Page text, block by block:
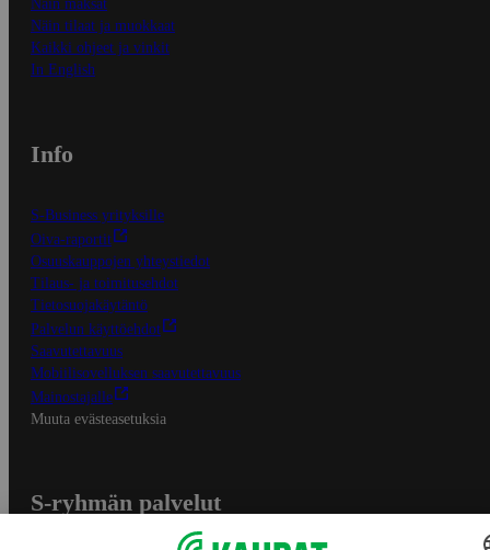
Näin maksat
Näin tilaat ja muokkaat
Kaikki ohjeet ja vinkit
In English
Info
S-Business yrityksille
Oiva-raportit
Osuuskauppojen yhteystiedot
Tilaus- ja toimitusehdot
Tietosuojakäytäntö
Palvelun käyttöehdot
Saavutettavuus
Mobiilisovelluksen saavutettavuus
Mainostajalle
Muuta evästeasetuksia
S-ryhmän palvelut